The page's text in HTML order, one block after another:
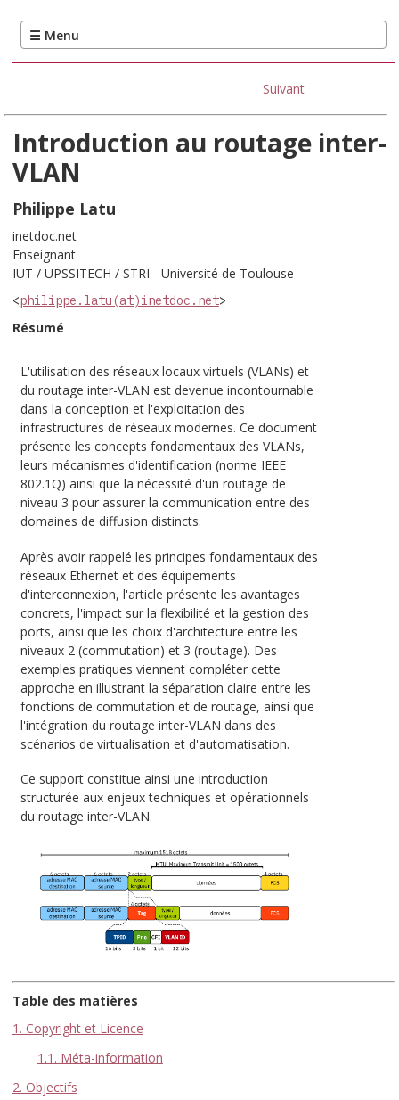
Suivant
Introduction au routage inter-
VLAN
Philippe Latu
inetdoc.net
Enseignant
IUT / UPSSITECH / STRI - Université de Toulouse
<philippe.latu(at)inetdoc.net>
Résumé
L'utilisation des réseaux locaux virtuels (VLANs) et
du routage inter-VLAN est devenue incontournable
dans la conception et l'exploitation des
infrastructures de réseaux modernes. Ce document
présente les concepts fondamentaux desVLANs,
leurs mécanismes d'identification (norme IEEE
802.1Q) ainsi que la nécessité d'un routage de
niveau 3 pour assurer la communication entre des
domaines de diffusion distincts.
Après avoir rappelé les principes fondamentaux des
réseaux Ethernet et des équipements
d'interconnexion, l'article présente les avantages
concrets, l'impact sur la flexibilité et la gestion des
ports, ainsi que les choix d'architecture entre les
niveaux 2 (commutation) et 3 (routage). Des
exemples pratiques viennent compléter cette
approche en illustrant la séparation claire entre les
fonctions de commutation et de routage, ainsi que
l'intégration du routage inter-VLAN dans des
scénarios de virtualisation et d'automatisation.
Ce support constitue ainsi une introduction
structurée aux enjeux techniques et opérationnels
du routage inter-VLAN.
Table des matières
1. Copyright et Licence
1.1. Méta-information
2. Objectifs